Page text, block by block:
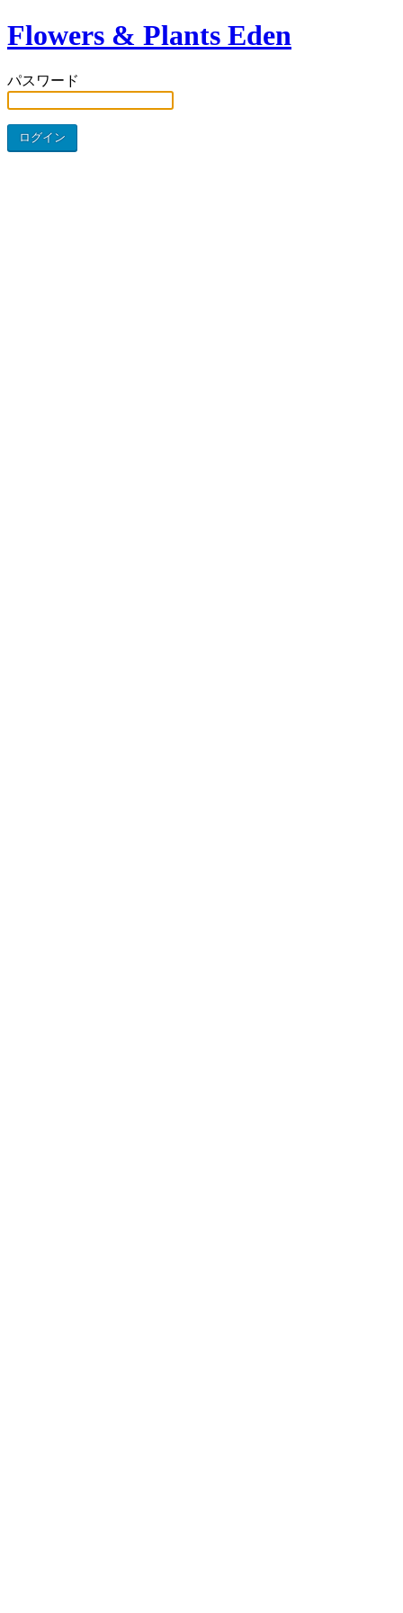
Flowers & Plants Eden
パスワード